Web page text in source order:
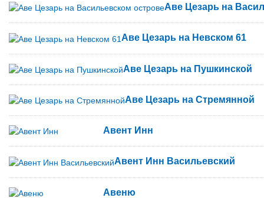
Аве Цезарь на
Аве Цезарь на Невском 61
Аве Цезарь на Пушкинской
Аве Цезарь на Стремянной
Авент Инн
Авент Инн Васильевский
Авеню